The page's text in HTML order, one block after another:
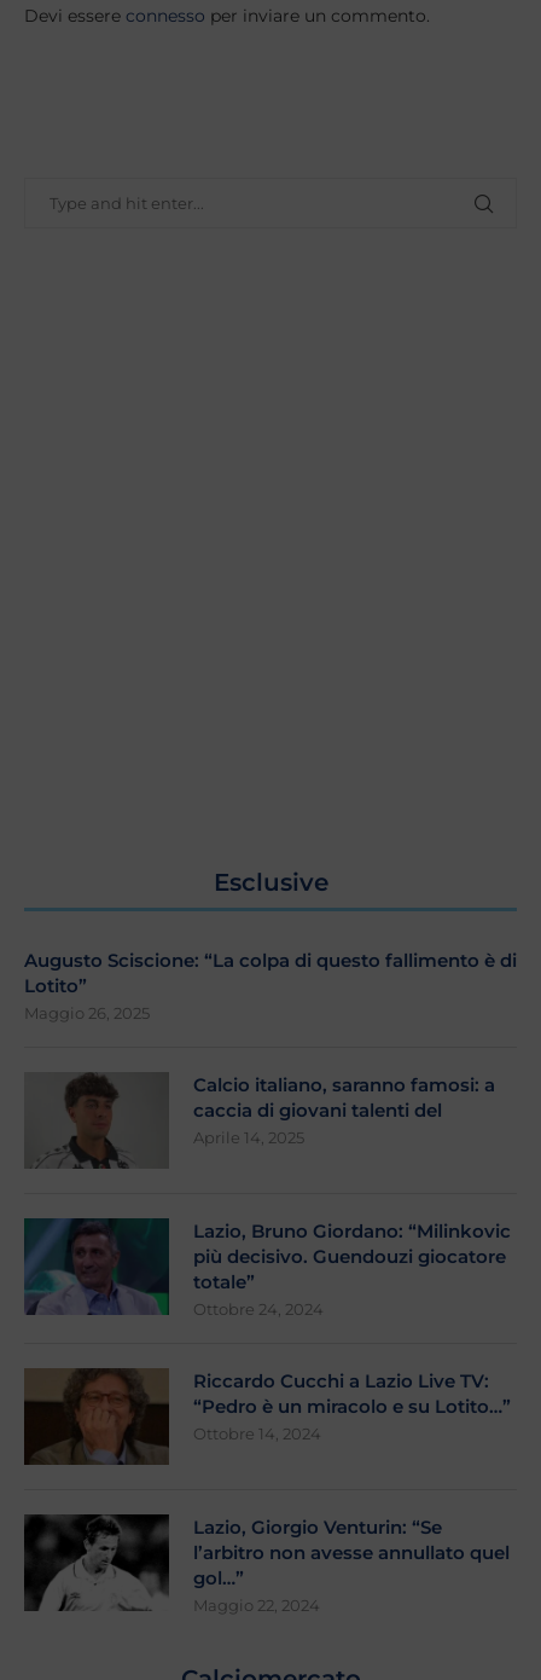
Devi essere connesso per inviare un commento.
Esclusive
Augusto Sciscione: “La colpa di questo fallimento è di
Lotito”
Maggio 26, 2025
Calcio italiano, saranno famosi: a
caccia di giovani talenti del
Aprile 14, 2025
Lazio, Bruno Giordano: “Milinkovic
più decisivo. Guendouzi giocatore
totale”
Ottobre 24, 2024
Riccardo Cucchi a Lazio Live TV:
“Pedro è un miracolo e su Lotito…”
Ottobre 14, 2024
Lazio, Giorgio Venturin: “Se
l’arbitro non avesse annullato quel
gol…”
Maggio 22, 2024